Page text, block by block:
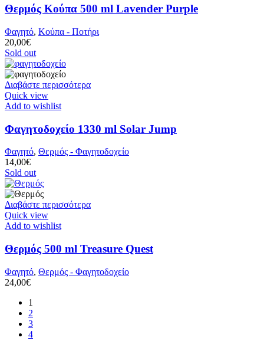
Θερμός Κούπα 500 ml Lavender Purple
Φαγητό, Κούπα - Ποτήρι
20,00€
Sold out
Διαβάστε περισσότερα
Quick view
Add to wishlist
Φαγητοδοχείο 1330 ml Solar Jump
Φαγητό, Θερμός - Φαγητοδοχείο
14,00€
Sold out
Διαβάστε περισσότερα
Quick view
Add to wishlist
Θερμός 500 ml Treasure Quest
Φαγητό, Θερμός - Φαγητοδοχείο
24,00€
1
2
3
4